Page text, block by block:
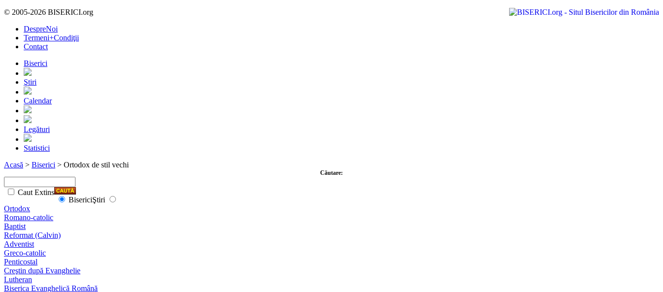
© 2005-2026 BISERICI.org
DespreNoi
Termeni+Condiţii
Contact
Biserici
Ştiri
Calendar
Legături
Statistici
Acasă > Biserici > Ortodox de stil vechi
Căutare:
Caut Extins
BisericiŞtiri
Ortodox
Romano-catolic
Baptist
Reformat (Calvin)
Adventist
Greco-catolic
Penticostal
Creştin după Evanghelie
Lutheran
Biserica Evanghelică Română